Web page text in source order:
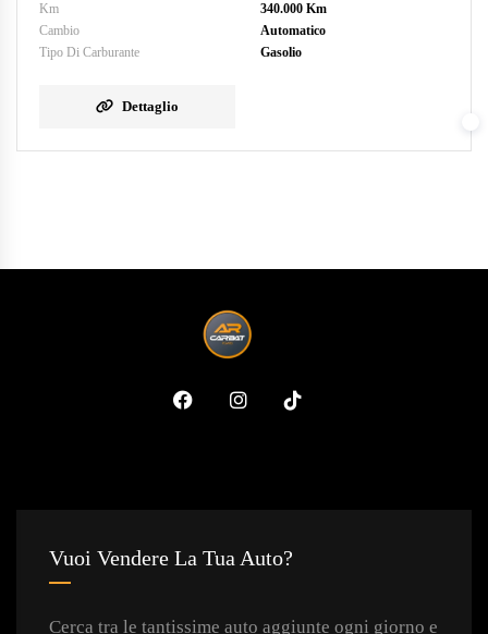
Km
340.000 Km
Cambio
Automatico
Tipo Di Carburante
Gasolio
Dettaglio
Vuoi Vendere La Tua Auto?
Cerca tra le tantissime auto aggiunte ogni giorno e